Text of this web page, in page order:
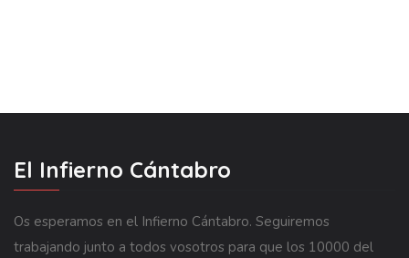
El Infierno Cántabro
Os esperamos en el Infierno Cántabro. Seguiremos
trabajando junto a todos vosotros para que los 10000 del